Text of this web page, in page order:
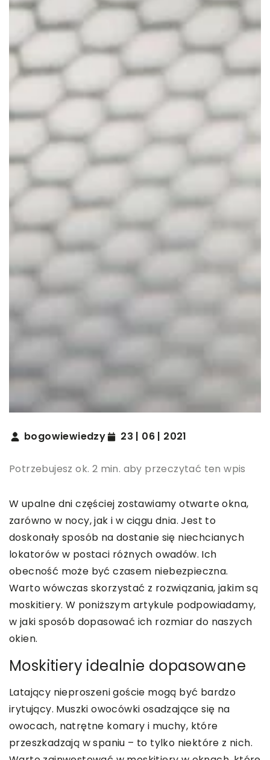
bogowiewiedzy 23 | 06 | 2021
Potrzebujesz ok. 2 min. aby przeczytać ten wpis
W upalne dni częściej zostawiamy otwarte okna,
zarówno w nocy, jak i w ciągu dnia. Jest to
doskonały sposób na dostanie się niechcianych
lokatorów w postaci różnych owadów. Ich
obecność może być czasem niebezpieczna.
Warto wówczas skorzystać z rozwiązania, jakim są
moskitiery. W poniższym artykule podpowiadamy,
w jaki sposób dopasować ich rozmiar do naszych
okien.
Moskitiery idealnie dopasowane
Latający nieproszeni goście mogą być bardzo
irytujący. Muszki owocówki osadzające się na
owocach, natrętne komary i muchy, które
przeszkadzają w spaniu – to tylko niektóre z nich.